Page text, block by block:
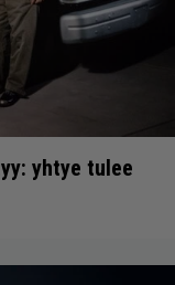
yhtye tulee